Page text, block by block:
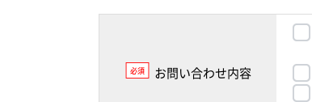
必須 お問い合わせ内容